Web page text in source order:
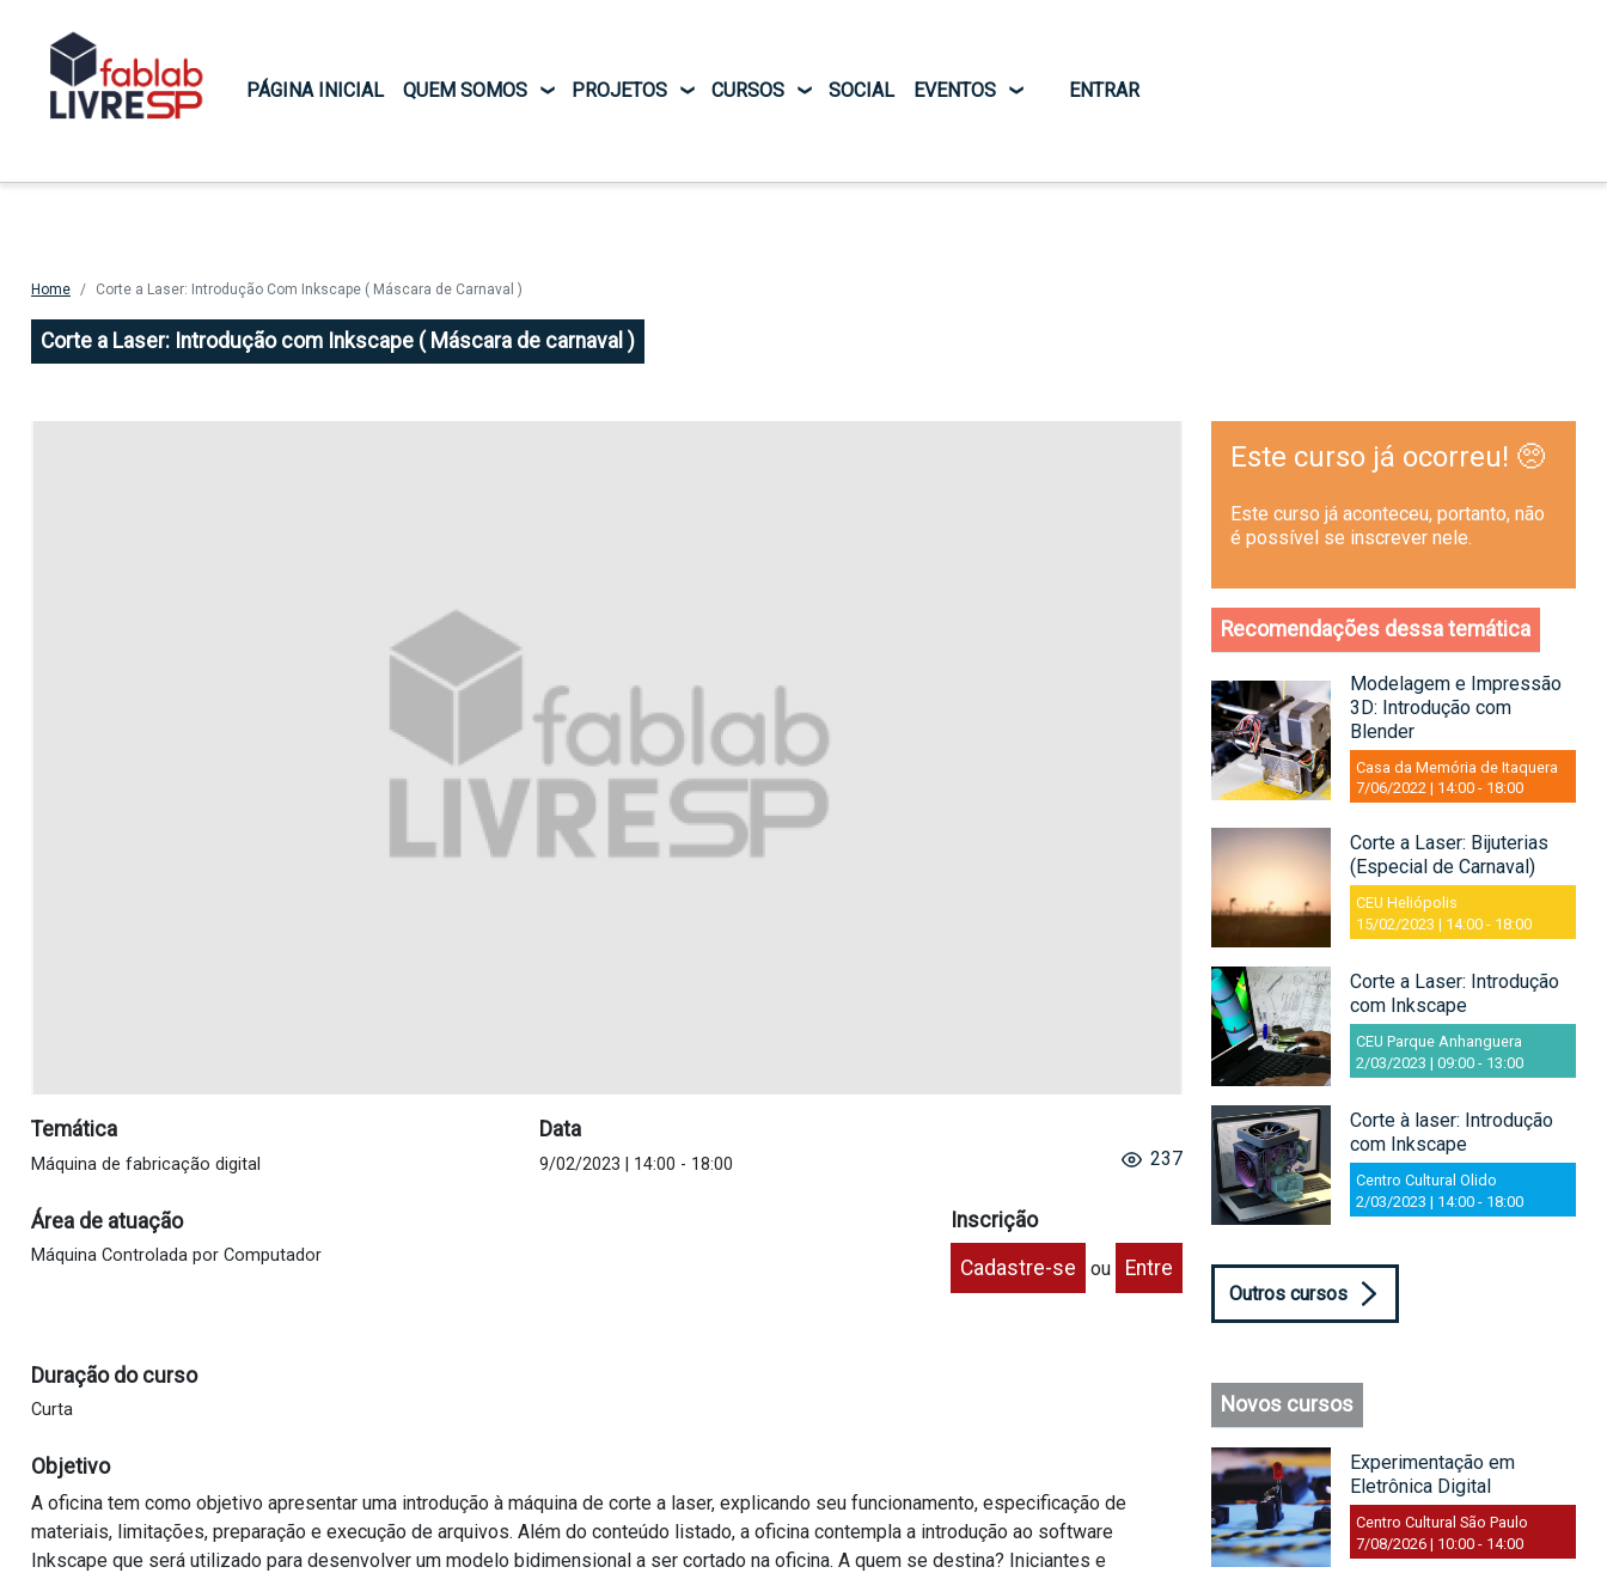
Main navigation
PÁGINA INICIAL QUEM SOMOS PROJETOS CURSOS SOCIAL EVENTOS ENTRAR
Home Corte a Laser: Introdução Com Inkscape ( Máscara de Carnaval )
Corte a Laser: Introdução com Inkscape ( Máscara de carnaval )
Temática
Máquina de fabricação digital
Área de atuação
Máquina Controlada por Computador
Data
9/02/2023 | 14:00 - 18:00
Inscrição
Cadastre-se
ou Entre
237
Duração do curso
Curta
Objetivo
A oficina tem como objetivo apresentar uma introdução à máquina de corte a laser, explicando seu funcionamento, especificação de
materiais, limitações, preparação e execução de arquivos. Além do conteúdo listado, a oficina contempla a introdução ao software
Inkscape que será utilizado para desenvolver um modelo bidimensional a ser cortado na oficina. A quem se destina? Iniciantes e
Este curso já ocorreu! 🥺
Este curso já aconteceu, portanto, não
é possível se inscrever nele.
Recomendações dessa temática
Modelagem e Impressão
3D: Introdução com
Blender
Casa da Memória de Itaquera
7/06/2022 | 14:00 - 18:00
Corte a Laser: Bijuterias
(Especial de Carnaval)
CEU Heliópolis
15/02/2023 | 14:00 - 18:00
Corte a Laser: Introdução
com Inkscape
CEU Parque Anhanguera
2/03/2023 | 09:00 - 13:00
Corte à laser: Introdução
com Inkscape
Centro Cultural Olido
2/03/2023 | 14:00 - 18:00
Outros cursos
Novos cursos
Experimentação em
Eletrônica Digital
Centro Cultural São Paulo
7/08/2026 | 10:00 - 14:00